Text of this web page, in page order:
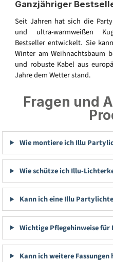
Ganzjähriger
Seit Jahren hat sich die
und ultra-warmweißen
Bestseller entwickelt. Sie
Winter am Weihnachtsbaum
und robuste Kabel aus
Jahre dem Wetter stand.
Fragen und
Wie montiere ich Illu
Wie schütze ich Illu-
Kann ich eine Illu
Wichtige Pflegehinweise
Kann ich weitere Fassungen